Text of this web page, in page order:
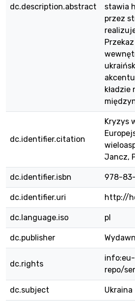
dc.description.abstract
stawia
przez
kładzie
dc.identifier.citation
Kryzys
Jancz,
dc.identifier.isbn 978-
dc.identifier.uri http://
dc.language.iso pl
dc.publisher
dc.rights
info:eu-
repo/
dc.subject Ukraina